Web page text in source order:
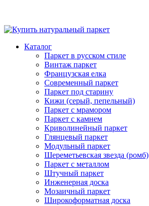
Каталог
Паркет в русском стиле
Винтаж паркет
Французская елка
Современный паркет
Паркет под старину
Кижи (серый, пепельный)
Паркет с мрамором
Паркет с камнем
Криволинейный паркет
Глянцевый паркет
Модульный паркет
Шереметьевская звезда (ромб)
Паркет с металлом
Штучный паркет
Инженерная доска
Мозаичный паркет
Широкоформатная доска